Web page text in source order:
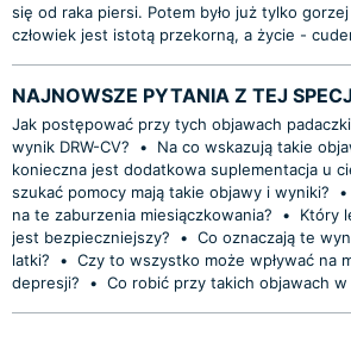
się od raka piersi. Potem było już tylko gorzej
człowiek jest istotą przekorną, a życie -
NAJNOWSZE PYTANIA Z TEJ
Jak postępować przy tych objawach
wynik DRW-CV?
• Na co wskazują takie
konieczna jest dodatkowa suplementacja u
szukać pomocy mają takie objawy i wyniki?
•
na te zaburzenia miesiączkowania?
•
Który
jest bezpieczniejszy?
• Co oznaczają te
latki?
• Czy to wszystko może wpływać na
depresji?
• Co robić przy takich objawach